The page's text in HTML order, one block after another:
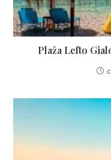
Plaža Lefto